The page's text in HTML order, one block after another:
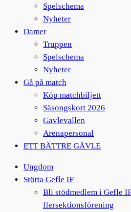
Spelschema
Nyheter
Damer
Truppen
Spelschema
Nyheter
Gå på match
Köp matchbiljett
Säsongskort 2026
Gavlevallen
Arenapersonal
ETT BÄTTRE GÄVLE
Ungdom
Stötta Gefle IF
Bli stödmedlem i Gefle
flersektionsförening